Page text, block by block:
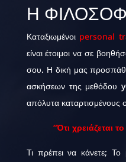
Η
Καταξιωμένοι personal
είναι έτοιμοι να σε
σου. Η δική μας
ασκήσεων της μεθόδου
απόλυτα
“Ότι χρειάζεται
Τι πρέπει να κάνετε; Το